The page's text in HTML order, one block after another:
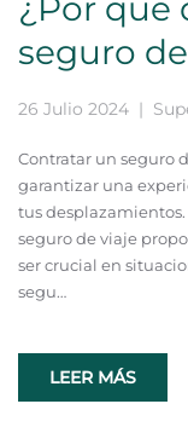
seguro
26 Julio 2024 |
Contratar un seguro
garantizar una
tus
seguro de viaje
ser crucial en
segu…
LEER MÁS